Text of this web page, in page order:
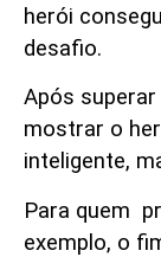
herói
desafio.
Após
mostrar o
inteligente,
Para quem
exemplo, o